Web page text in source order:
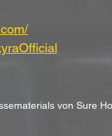
von Sure